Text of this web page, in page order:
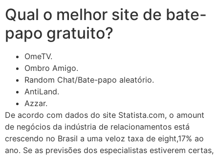
Qual o melhor site de bate-
papo gratuito?
OmeTV.
Ombro Amigo.
Random Chat/Bate-papo aleatório.
AntiLand.
Azzar.
De acordo com dados do site Statista.com, o amount
de negócios da indústria de relacionamentos está
crescendo no Brasil a uma veloz taxa de eight,17% ao
ano. Se as previsões dos especialistas estiverem certas,